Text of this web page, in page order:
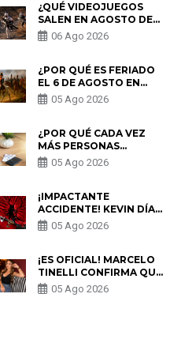
¿QUÉ VIDEOJUEGOS
SALEN EN AGOSTO DE
2026? ESTOS SON LOS
ESTRENOS MÁS
06 Ago 2026
¿POR QUÉ ES FERIADO
EL 6 DE AGOSTO EN
PERÚ? ESTA ES LA
HISTORIA
05 Ago 2026
¿POR QUÉ CADA VEZ
MÁS PERSONAS
UTILIZAN UNA VPN
PARA PROTEGER SU
05 Ago 2026
¡IMPACTANTE
ACCIDENTE! KEVIN DÍAZ
CAE DESDE OCHO
METROS EN “ESTO ES
PREOCUPACIÓN
05 Ago 2026
¡ES OFICIAL! MARCELO
TINELLI CONFIRMA QUE
REGRESÓ CON MILETT
FIGUEROA: “EL AMOR
05 Ago 2026